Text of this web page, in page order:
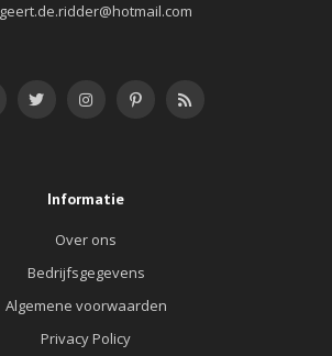
geert.de.ridder@hotmail.com
Informatie
Over ons
Bedrijfsgegevens
Algemene voorwaarden
Privacy Policy